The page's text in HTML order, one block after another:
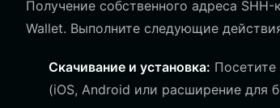
Получение собственного адреса
Wallet. Выполните следующие
Скачивание и установка:
(iOS, Android или расширение для